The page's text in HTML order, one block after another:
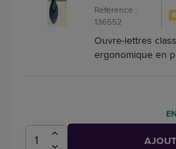
Référence :
136552
Ouvre-lettres
ergonomique en